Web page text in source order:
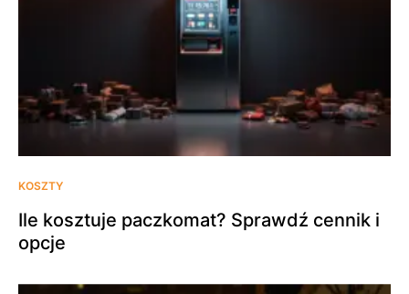
KOSZTY
Ile kosztuje paczkomat? Sprawdź cennik i
opcje